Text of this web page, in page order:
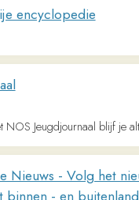
blijf je altijd en
- Volg het nieuws
- en buitenland,
Volg het nieuws op de nr1
nieuws uit je eigen regio.